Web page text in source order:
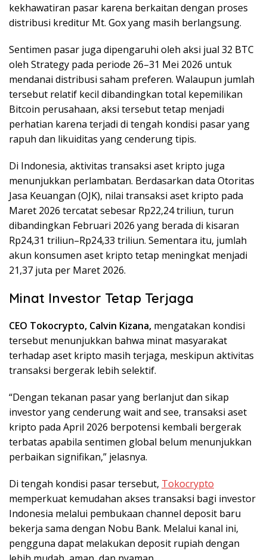
kekhawatiran pasar karena berkaitan dengan proses
distribusi kreditur Mt. Gox yang masih berlangsung.
Sentimen pasar juga dipengaruhi oleh aksi jual 32 BTC
oleh Strategy pada periode 26–31 Mei 2026 untuk
mendanai distribusi saham preferen. Walaupun jumlah
tersebut relatif kecil dibandingkan total kepemilikan
Bitcoin perusahaan, aksi tersebut tetap menjadi
perhatian karena terjadi di tengah kondisi pasar yang
rapuh dan likuiditas yang cenderung tipis.
Di Indonesia, aktivitas transaksi aset kripto juga
menunjukkan perlambatan. Berdasarkan data Otoritas
Jasa Keuangan (OJK), nilai transaksi aset kripto pada
Maret 2026 tercatat sebesar Rp22,24 triliun, turun
dibandingkan Februari 2026 yang berada di kisaran
Rp24,31 triliun–Rp24,33 triliun. Sementara itu, jumlah
akun konsumen aset kripto tetap meningkat menjadi
21,37 juta per Maret 2026.
Minat Investor Tetap Terjaga
CEO Tokocrypto, Calvin Kizana, mengatakan kondisi
tersebut menunjukkan bahwa minat masyarakat
terhadap aset kripto masih terjaga, meskipun aktivitas
transaksi bergerak lebih selektif.
“Dengan tekanan pasar yang berlanjut dan sikap
investor yang cenderung wait and see, transaksi aset
kripto pada April 2026 berpotensi kembali bergerak
terbatas apabila sentimen global belum menunjukkan
perbaikan signifikan,” jelasnya.
Di tengah kondisi pasar tersebut, Tokocrypto
memperkuat kemudahan akses transaksi bagi investor
Indonesia melalui pembukaan channel deposit baru
bekerja sama dengan Nobu Bank. Melalui kanal ini,
pengguna dapat melakukan deposit rupiah dengan